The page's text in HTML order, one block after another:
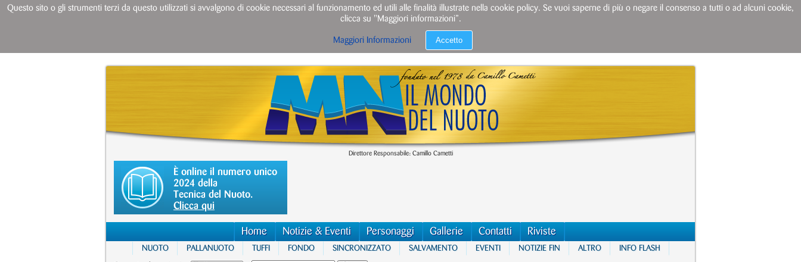
Direttore Responsabile: Camillo Cametti
È online il numero unico
2024 della
Tecnica del Nuoto.
Clicca qui
Home Notizie & Eventi Personaggi Gallerie Contatti Riviste
NUOTO PALLANUOTO TUFFI FONDO SINCRONIZZATO SALVAMENTO EVENTI NOTIZIE FIN ALTRO INFO FLASH
Questo sito o gli strumenti terzi da questo utilizzati si avvalgono di cookie necessari al funzionamento ed utili alle finalità illustrate nella cookie policy. Se vuoi saperne di più o negare il consenso a tutti o ad alcuni cookie,
clicca su "Maggiori informazioni”.
Maggiori Informazioni Accetto